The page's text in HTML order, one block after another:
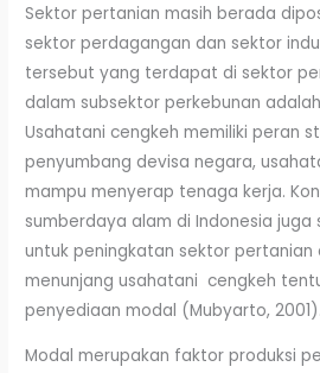
Sektor pertanian masih berada
sektor perdagangan dan sektor
tersebut yang terdapat di sektor
dalam subsektor perkebunan
Usahatani cengkeh memiliki peran
penyumbang devisa negara,
mampu menyerap tenaga kerja.
sumberdaya alam di Indonesia juga
untuk peningkatan sektor pertanian
menunjang usahatani cengkeh
penyediaan modal (Mubyarto, 2001).
Modal merupakan faktor produksi